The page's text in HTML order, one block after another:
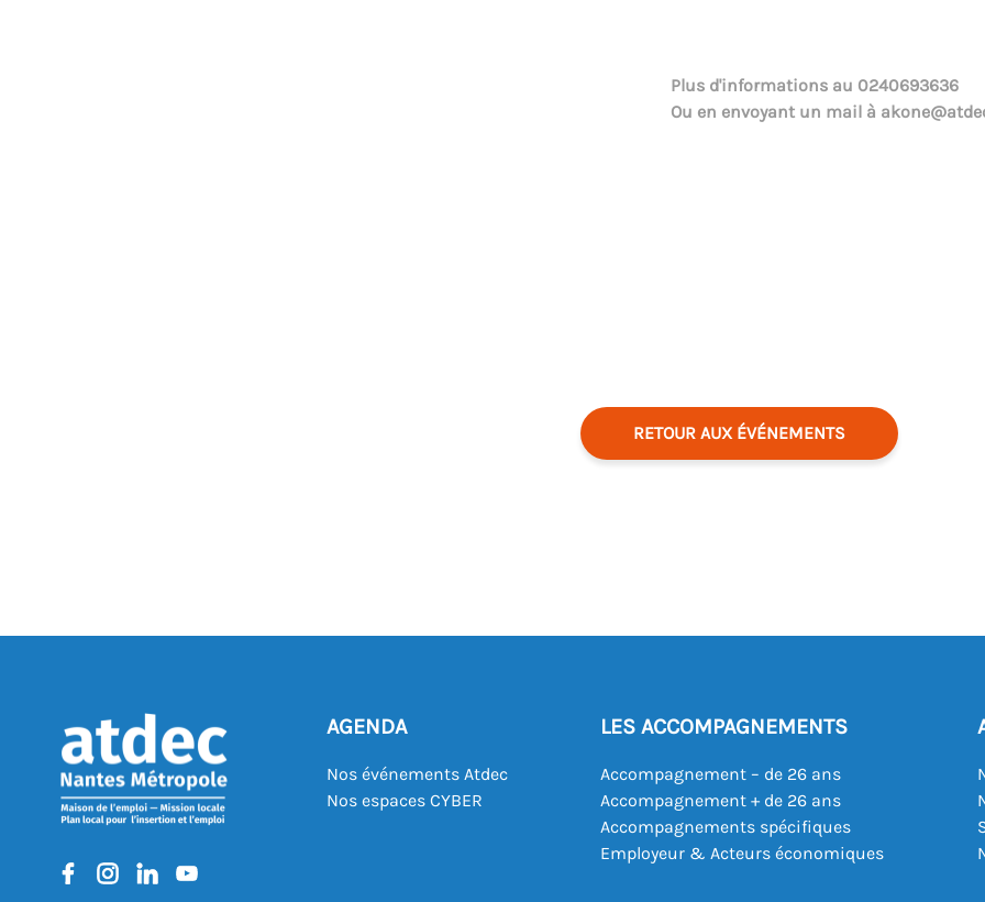
Plus d'informations au 0240693636
Ou en envoyant un mail à
RETOUR AUX ÉVÉNEMENTS
AGENDA
Nos événements Atdec
Nos espaces CYBER
LES ACCOMPAGNEMENTS
Accompagnement – de 26 ans
Accompagnement + de 26 ans
Accompagnements spécifiques
Employeur & Acteurs économiques